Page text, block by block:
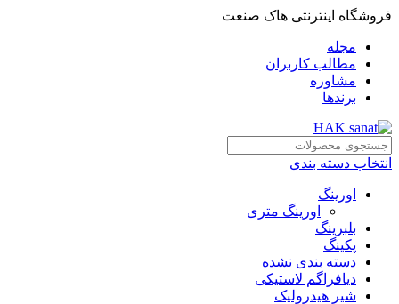
فروشگاه اینترنتی هاک صنعت
مجله
مطالب کاربران
مشاوره
برندها
انتخاب دسته بندی
اورینگ
اورینگ متری
بلبرینگ
پکینگ
دسته بندی نشده
دیافراگم لاستیکی
شیر هیدرولیک